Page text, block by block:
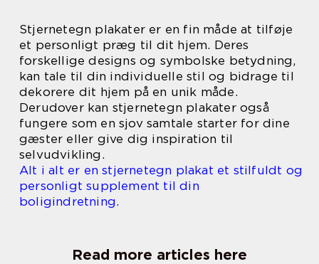
Stjernetegn plakater er en fin måde at tilføje
et personligt præg til dit hjem. Deres
forskellige designs og symbolske betydning,
kan tale til din individuelle stil og bidrage til
dekorere dit hjem på en unik måde.
Derudover kan stjernetegn plakater også
fungere som en sjov samtale starter for dine
gæster eller give dig inspiration til
selvudvikling.
Alt i alt er en stjernetegn plakat et stilfuldt og
personligt supplement til din
boligindretning.
Read more articles here